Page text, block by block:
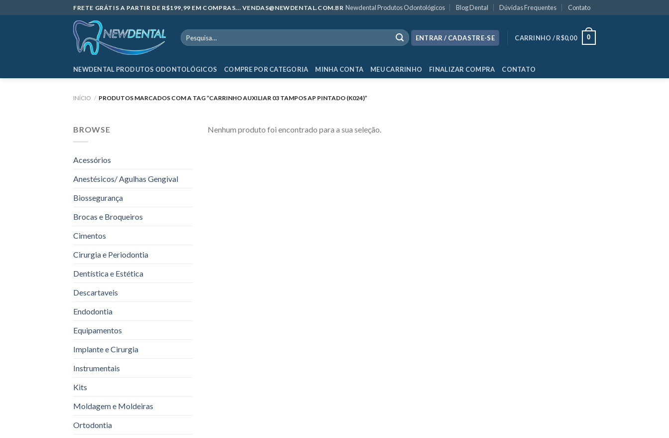
to
FRETE GRÁTIS A PARTIR DE R$199,99 EM COMPRAS... VENDAS@NEWDENTAL.COM.BR Newdental Produtos Odontológicos Blog Dental Dúvidas Frequentes Contato
Pesquisar
por:
ENTRAR / CADASTRE-SE CARRINHO /R$0,00 0
NEWDENTAL PRODUTOS ODONTOLÓGICOS COMPRE POR CATEGORIA MINHA CONTA MEU CARRINHO FINALIZAR COMPRA CONTATO
INÍCIO / PRODUTOS MARCADOS COM A TAG “CARRINHO AUXILIAR 03 TAMPOS AP PINTADO (K024)”
BROWSE
Acessórios
Anestésicos/ Agulhas Gengival
Biossegurança
Brocas e Broqueiros
Cimentos
Cirurgia e Periodontia
Dentística e Estética
Descartaveis
Endodontia
Equipamentos
Implante e Cirurgia
Instrumentais
Kits
Moldagem e Moldeiras
Ortodontia
Nenhum produto foi encontrado para a sua seleção.